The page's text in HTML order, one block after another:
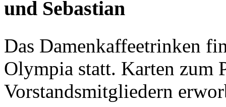
und Sebastian
Das Damenkaffeetrinken
Olympia statt. Karten zum
Vorstandsmitgliedern